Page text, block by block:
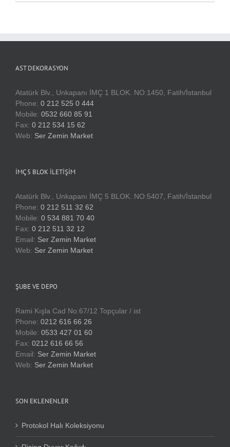
AST DEKORASYON
Atatürk Blv., Unkapanı İMÇ 1 BLOK. NO:1450, Fatih/İstanbul
Phone: 0 212 525 0 444
Mobile: 0532 660 85 91
Fax: 0 212 534 15 62
Web: Ser Zemin Market
İMÇ 5 BLOK İLETIŞIM
Atatürk Blv., Unkapanı İMÇ 5 BLOK. NO:5407, Fatih/İstanbul
Phone: 0 212 511 32 62
Mobile: 0 534 881 70 40
Fax: 0 212 511 32 12
Email: Ser Zemin Market
Web: Ser Zemin Market
ŞUBE VE DEPO
Rami Kışla Cad No:67/12 Topçular / ist
Phone: 0212 616 66 26
Mobile: 0533 427 01 60
Fax: 0212 616 66 56
Email: Ser Zemin Market
Web: Ser Zemin Market
SON EKLENENLER
Protokol Halı Koleksiyonu